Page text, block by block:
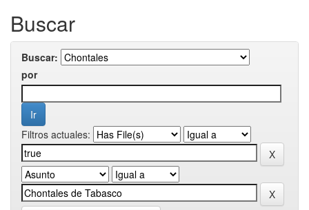
Buscar
Buscar:
por
Filtros actuales: